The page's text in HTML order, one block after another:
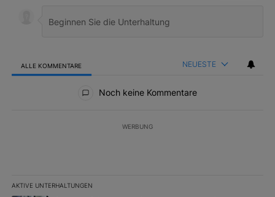
ALLE KOMMENTARE NEUESTE
Noch keine Kommentare
WERBUNG
AKTIVE UNTERHALTUNGEN